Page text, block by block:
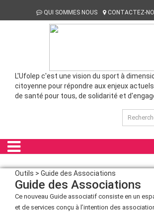
QUI SOMMES NOUS CONTACTEZ-
L'Ufolep c'est une vision du sport à
citoyenne pour répondre aux enjeux
de santé pour tous, de solidarité et
Outils > Guide des Associations
Guide des Associations
Ce nouveau Guide associatif consiste en un
et de services conçu à l’intention des